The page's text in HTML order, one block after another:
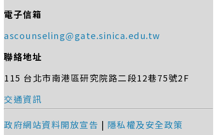
電子信箱
ascounseling@gate.sinica.edu.tw
聯絡地址
115 台北市南港區研究院路二段12巷75號2F
交通資訊
政府網站資料開放宣告 | 隱私權及安全政策